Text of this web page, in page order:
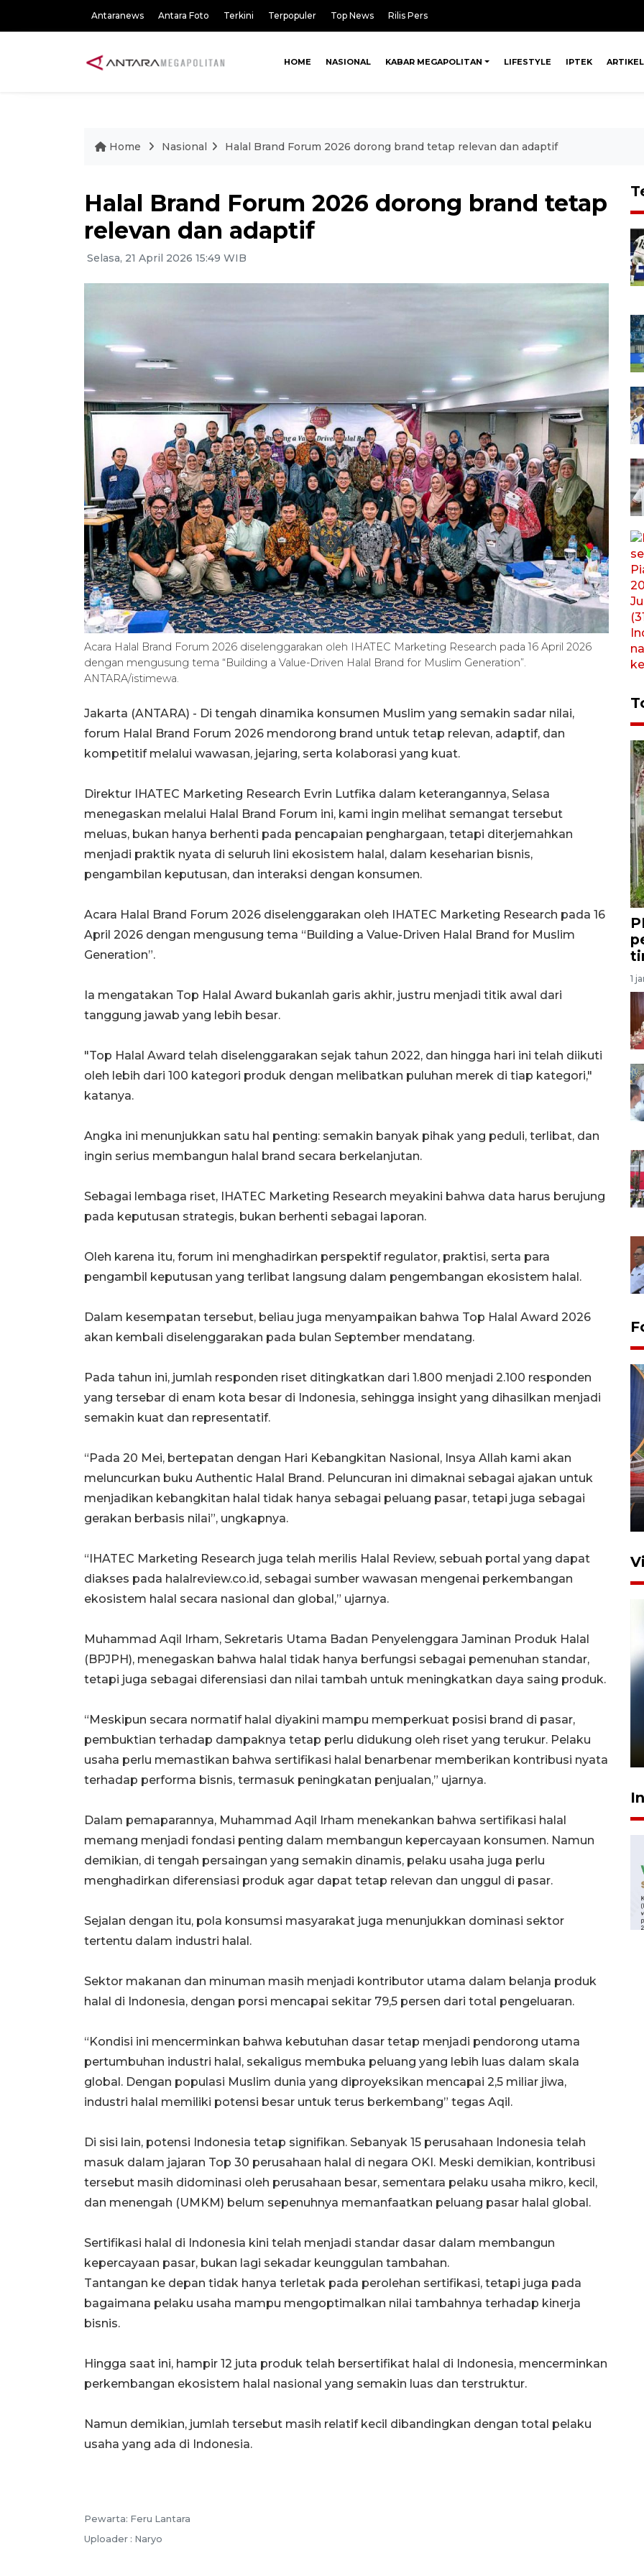
Antaranews Antara Foto Terkini Terpopuler Top News Rilis Pers
HOME NASIONAL KABAR MEGAPOLITAN LIFESTYLE IPTEK ARTIKEL
Home Nasional Halal Brand Forum 2026 dorong brand tetap relevan dan adaptif
Halal Brand Forum 2026 dorong brand tetap
relevan dan adaptif
Selasa, 21 April 2026 15:49 WIB
Acara Halal Brand Forum 2026 diselenggarakan oleh IHATEC Marketing Research pada 16 April 2026
dengan mengusung tema “Building a Value-Driven Halal Brand for Muslim Generation”.
ANTARA/istimewa.
Jakarta (ANTARA) - Di tengah dinamika konsumen Muslim yang semakin sadar nilai,
forum Halal Brand Forum 2026 mendorong brand untuk tetap relevan, adaptif, dan
kompetitif melalui wawasan, jejaring, serta kolaborasi yang kuat.
Direktur IHATEC Marketing Research Evrin Lutfika dalam keterangannya, Selasa
menegaskan melalui Halal Brand Forum ini, kami ingin melihat semangat tersebut
meluas, bukan hanya berhenti pada pencapaian penghargaan, tetapi diterjemahkan
menjadi praktik nyata di seluruh lini ekosistem halal, dalam keseharian bisnis,
pengambilan keputusan, dan interaksi dengan konsumen.
Acara Halal Brand Forum 2026 diselenggarakan oleh IHATEC Marketing Research pada 16
April 2026 dengan mengusung tema “Building a Value-Driven Halal Brand for Muslim
Generation”.
Ia mengatakan Top Halal Award bukanlah garis akhir, justru menjadi titik awal dari
tanggung jawab yang lebih besar.
"Top Halal Award telah diselenggarakan sejak tahun 2022, dan hingga hari ini telah diikuti
oleh lebih dari 100 kategori produk dengan melibatkan puluhan merek di tiap kategori,"
katanya.
Angka ini menunjukkan satu hal penting: semakin banyak pihak yang peduli, terlibat, dan
ingin serius membangun halal brand secara berkelanjutan.
Sebagai lembaga riset, IHATEC Marketing Research meyakini bahwa data harus berujung
pada keputusan strategis, bukan berhenti sebagai laporan.
Oleh karena itu, forum ini menghadirkan perspektif regulator, praktisi, serta para
pengambil keputusan yang terlibat langsung dalam pengembangan ekosistem halal.
Dalam kesempatan tersebut, beliau juga menyampaikan bahwa Top Halal Award 2026
akan kembali diselenggarakan pada bulan September mendatang.
Pada tahun ini, jumlah responden riset ditingkatkan dari 1.800 menjadi 2.100 responden
yang tersebar di enam kota besar di Indonesia, sehingga insight yang dihasilkan menjadi
semakin kuat dan representatif.
“Pada 20 Mei, bertepatan dengan Hari Kebangkitan Nasional, Insya Allah kami akan
meluncurkan buku Authentic Halal Brand. Peluncuran ini dimaknai sebagai ajakan untuk
menjadikan kebangkitan halal tidak hanya sebagai peluang pasar, tetapi juga sebagai
gerakan berbasis nilai”, ungkapnya.
“IHATEC Marketing Research juga telah merilis Halal Review, sebuah portal yang dapat
diakses pada halalreview.co.id, sebagai sumber wawasan mengenai perkembangan
ekosistem halal secara nasional dan global,” ujarnya.
Muhammad Aqil Irham, Sekretaris Utama Badan Penyelenggara Jaminan Produk Halal
(BPJPH), menegaskan bahwa halal tidak hanya berfungsi sebagai pemenuhan standar,
tetapi juga sebagai diferensiasi dan nilai tambah untuk meningkatkan daya saing produk.
“Meskipun secara normatif halal diyakini mampu memperkuat posisi brand di pasar,
pembuktian terhadap dampaknya tetap perlu didukung oleh riset yang terukur. Pelaku
usaha perlu memastikan bahwa sertifikasi halal benarbenar memberikan kontribusi nyata
terhadap performa bisnis, termasuk peningkatan penjualan,” ujarnya.
Dalam pemaparannya, Muhammad Aqil Irham menekankan bahwa sertifikasi halal
memang menjadi fondasi penting dalam membangun kepercayaan konsumen. Namun
demikian, di tengah persaingan yang semakin dinamis, pelaku usaha juga perlu
menghadirkan diferensiasi produk agar dapat tetap relevan dan unggul di pasar.
Sejalan dengan itu, pola konsumsi masyarakat juga menunjukkan dominasi sektor
tertentu dalam industri halal.
Sektor makanan dan minuman masih menjadi kontributor utama dalam belanja produk
halal di Indonesia, dengan porsi mencapai sekitar 79,5 persen dari total pengeluaran.
“Kondisi ini mencerminkan bahwa kebutuhan dasar tetap menjadi pendorong utama
pertumbuhan industri halal, sekaligus membuka peluang yang lebih luas dalam skala
global. Dengan populasi Muslim dunia yang diproyeksikan mencapai 2,5 miliar jiwa,
industri halal memiliki potensi besar untuk terus berkembang” tegas Aqil.
Di sisi lain, potensi Indonesia tetap signifikan. Sebanyak 15 perusahaan Indonesia telah
masuk dalam jajaran Top 30 perusahaan halal di negara OKI. Meski demikian, kontribusi
tersebut masih didominasi oleh perusahaan besar, sementara pelaku usaha mikro, kecil,
dan menengah (UMKM) belum sepenuhnya memanfaatkan peluang pasar halal global.
Sertifikasi halal di Indonesia kini telah menjadi standar dasar dalam membangun
kepercayaan pasar, bukan lagi sekadar keunggulan tambahan.
Tantangan ke depan tidak hanya terletak pada perolehan sertifikasi, tetapi juga pada
bagaimana pelaku usaha mampu mengoptimalkan nilai tambahnya terhadap kinerja
bisnis.
Hingga saat ini, hampir 12 juta produk telah bersertifikat halal di Indonesia, mencerminkan
perkembangan ekosistem halal nasional yang semakin luas dan terstruktur.
Namun demikian, jumlah tersebut masih relatif kecil dibandingkan dengan total pelaku
usaha yang ada di Indonesia.
Pewarta: Feru Lantara
Uploader : Naryo
1
Komisi V DPR tinjau
perlintasan sebidang di
Stasiun Bogor
Pelanggan Filaha Farm setia
sampai 8 tahan?
1 Juni 2026 05:47
Waspadai penyakit saat
musim kemarau
2026-08-05 12:00:00